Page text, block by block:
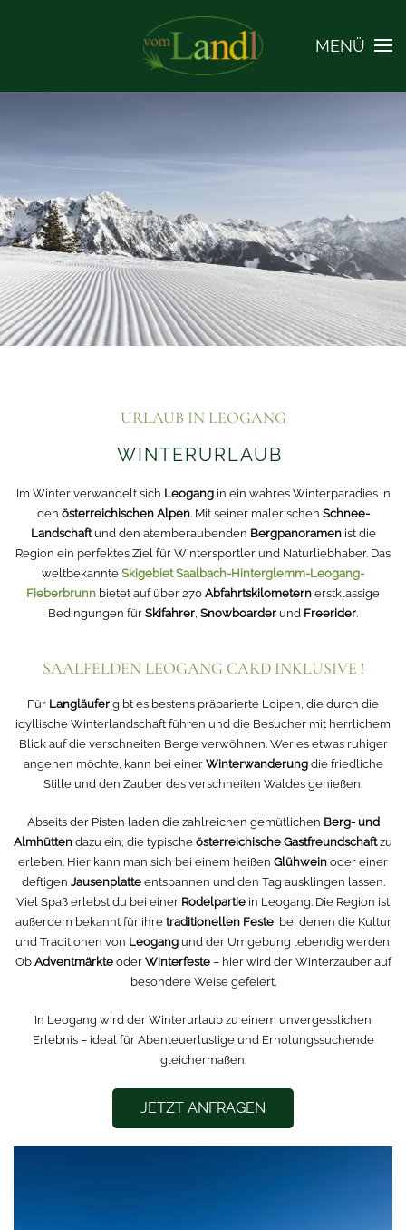
Skip to main content MENÜ
URLAUB IN LEOGANG
WINTERURLAUB
Im Winter verwandelt sich Leogangin ein wahres Winterparadies in
den österreichischen Alpen. Mit seiner malerischen Schnee-
Landschaftund den atemberaubenden Bergpanoramenist die
Region ein perfektes Ziel für Wintersportler und Naturliebhaber. Das
weltbekannte Skigebiet Saalbach-Hinterglemm-Leogang-
Fieberbrunn bietet auf über 270 Abfahrtskilometern erstklassige
Bedingungen für Skifahrer, Snowboarder und Freerider.
SAALFELDEN LEOGANG CARD INKLUSIVE !
Für Langläufer gibt es bestens präparierte Loipen, die durch die
idyllische Winterlandschaft führen und die Besucher mit herrlichem
Blick auf die verschneiten Berge verwöhnen. Wer es etwas ruhiger
angehen möchte, kann bei einer Winterwanderungdie friedliche
Stille und den Zauber des verschneiten Waldes genießen.
Abseits der Pisten laden die zahlreichen gemütlichen Berg- und
Almhütten dazu ein, die typische österreichische Gastfreundschaftzu
erleben. Hier kann man sich bei einem heißen Glühwein oder einer
deftigen Jausenplatteentspannen und den Tag ausklingen lassen.
Viel Spaß erlebst du bei einer Rodelpartie in Leogang. Die Region ist
außerdem bekannt für ihre traditionellen Feste, bei denen die Kultur
und Traditionen von Leogangund der Umgebung lebendig werden.
Ob Adventmärkteoder Winterfeste– hier wird der Winterzauber auf
besondere Weise gefeiert.
In Leogang wird der Winterurlaub zu einem unvergesslichen
Erlebnis – ideal für Abenteuerlustige und Erholungssuchende
gleichermaßen.
JETZT ANFRAGEN